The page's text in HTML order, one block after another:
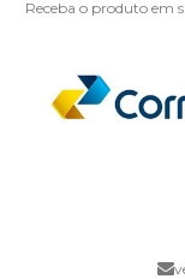
Receba o produto em